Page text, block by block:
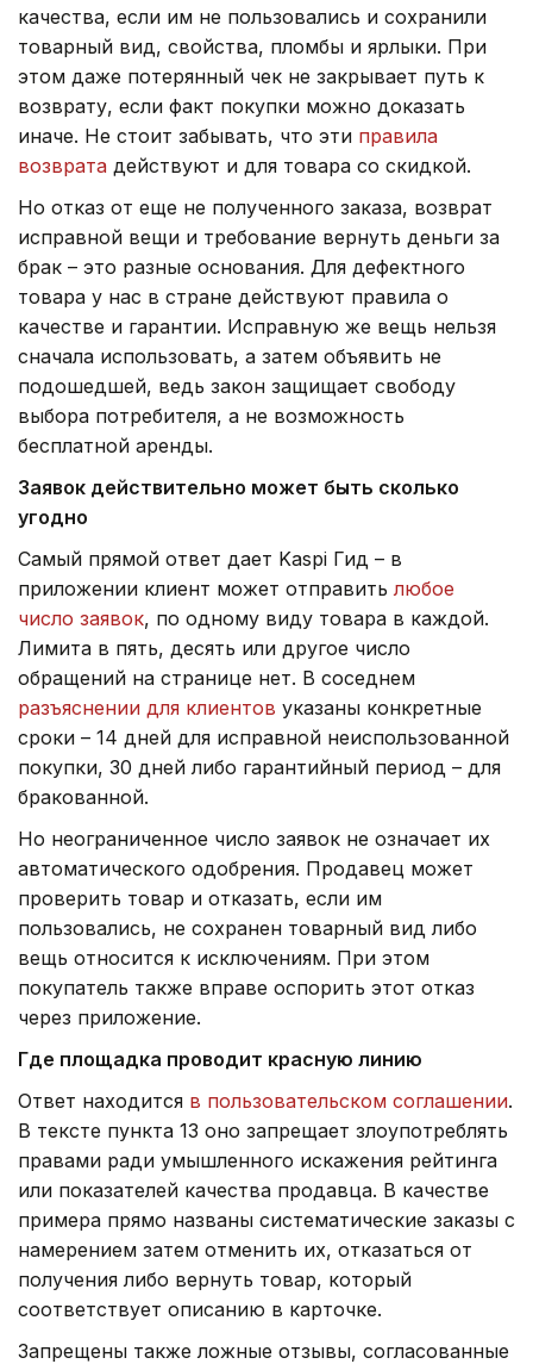
качества, если им не пользовались и сохранили
товарный вид, свойства, пломбы и ярлыки. При
этом даже потерянный чек не закрывает путь к
возврату, если факт покупки можно доказать
иначе. Не стоит забывать, что эти правила
возврата действуют и для товара со скидкой.
Но отказ от еще не полученного заказа, возврат
исправной вещи и требование вернуть деньги за
брак – это разные основания. Для дефектного
товара у нас в стране действуют правила о
качестве и гарантии. Исправную же вещь нельзя
сначала использовать, а затем объявить не
подошедшей, ведь закон защищает свободу
выбора потребителя, а не возможность
бесплатной аренды.
Заявок действительно может быть сколько
угодно
Самый прямой ответ дает Kaspi Гид – в
приложении клиент может отправить любое
число заявок, по одному виду товара в каждой.
Лимита в пять, десять или другое число
обращений на странице нет. В соседнем
разъяснении для клиентов указаны конкретные
сроки – 14 дней для исправной неиспользованной
покупки, 30 дней либо гарантийный период – для
бракованной.
Но неограниченное число заявок не означает их
автоматического одобрения. Продавец может
проверить товар и отказать, если им
пользовались, не сохранен товарный вид либо
вещь относится к исключениям. При этом
покупатель также вправе оспорить этот отказ
через приложение.
Где площадка проводит красную линию
Ответ находится в пользовательском соглашении.
В тексте пункта 13 оно запрещает злоупотреблять
правами ради умышленного искажения рейтинга
или показателей качества продавца. В качестве
примера прямо названы систематические заказы с
намерением затем отменить их, отказаться от
получения либо вернуть товар, который
соответствует описанию в карточке.
Запрещены также ложные отзывы, согласованные